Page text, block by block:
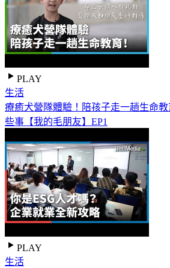
PLAY
生活
療癒犬營隊體驗！陪孩子走一趟生命
些事【我的毛朋友】EP1
PLAY
生活